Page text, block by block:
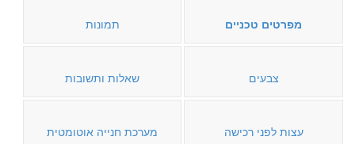
מפרטים טכניים תמונות
צבעים שאלות ותשובות
עצות לפני רכישה מערכת חנייה אוטומטית